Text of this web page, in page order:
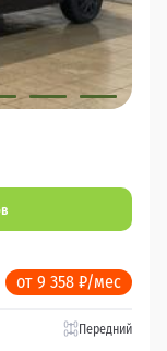
от 9 358 ₽/мес
Передний